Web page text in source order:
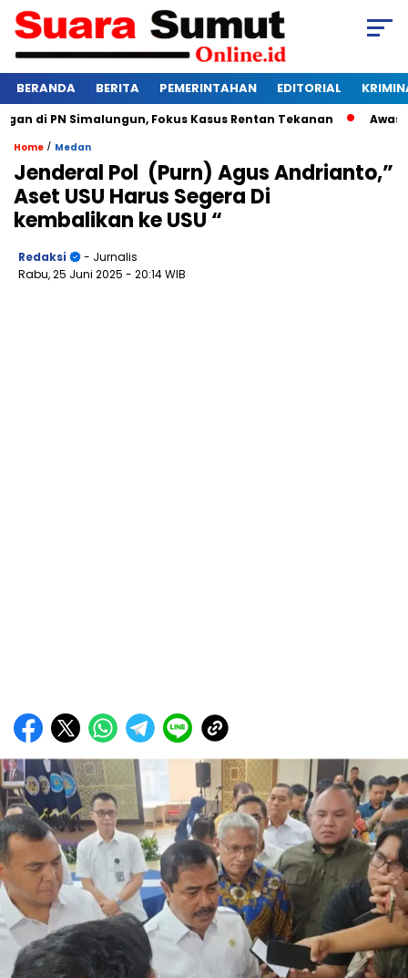
BERANDA BERITA PEMERINTAHAN EDITORIAL
PN Simalungun, Fokus Kasus Rentan Tekanan Awas
Home / Medan
Jenderal Pol (Purn) Agus Andrianto,”
Aset USU Harus Segera Di
kembalikan ke USU “
Redaksi
- Jurnalis
Rabu, 25 Juni 2025 - 20:14 WIB